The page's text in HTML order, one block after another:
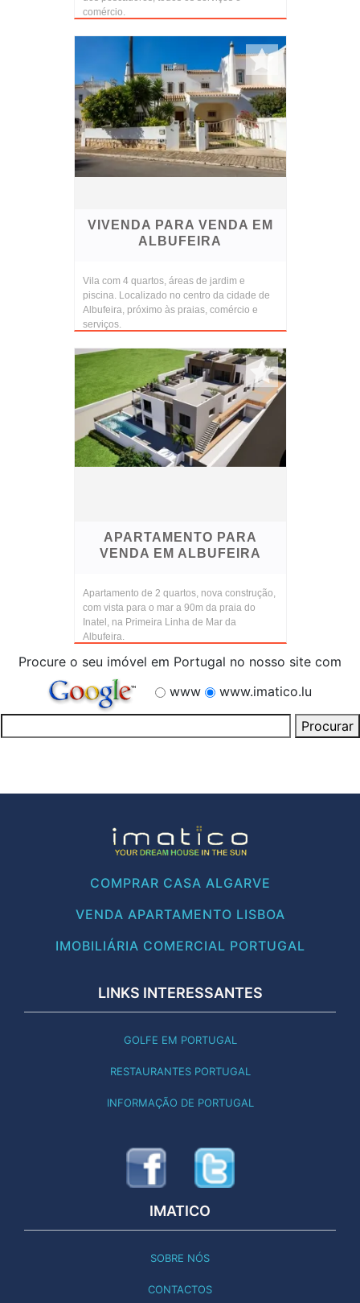
comércio.
VIVENDA PARA VENDA EM
ALBUFEIRA
Vila com 4 quartos, áreas de jardim e
piscina. Localizado no centro da cidade de
Albufeira, próximo às praias, comércio e
serviços.
APARTAMENTO PARA
VENDA EM ALBUFEIRA
Apartamento de 2 quartos, nova construção,
com vista para o mar a 90m da praia do
Inatel, na Primeira Linha de Mar da
Albufeira.
Procure o seu imóvel em Portugal no nosso site com
www
www.imatico.lu
COMPRAR CASA ALGARVE
VENDA APARTAMENTO LISBOA
IMOBILIÁRIA COMERCIAL PORTUGAL
LINKS INTERESSANTES
GOLFE EM PORTUGAL
RESTAURANTES PORTUGAL
INFORMAÇÃO DE PORTUGAL
IMATICO
SOBRE NÓS
CONTACTOS